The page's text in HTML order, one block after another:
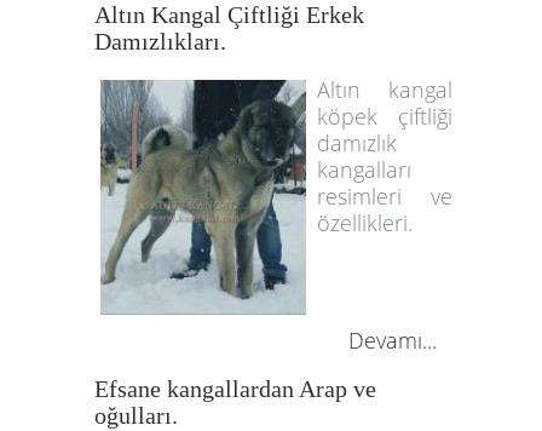
Altın Kangal Çiftliği Erkek
Damızlıkları.
Altın kangal
köpek çiftliği
damızlık
kangalları
resimleri ve
özellikleri.
Devamı...
Efsane kangallardan Arap ve
oğulları.